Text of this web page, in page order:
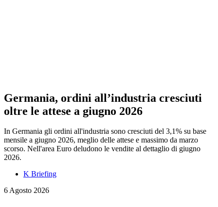
Germania, ordini all’industria cresciuti
oltre le attese a giugno 2026
In Germania gli ordini all'industria sono cresciuti del 3,1% su base
mensile a giugno 2026, meglio delle attese e massimo da marzo
scorso. Nell'area Euro deludono le vendite al dettaglio di giugno
2026.
K Briefing
6 Agosto 2026